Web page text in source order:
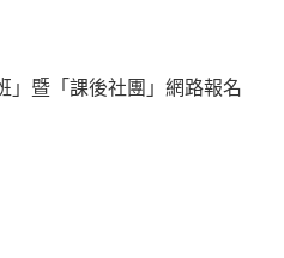
」暨「課後社團」網路報名